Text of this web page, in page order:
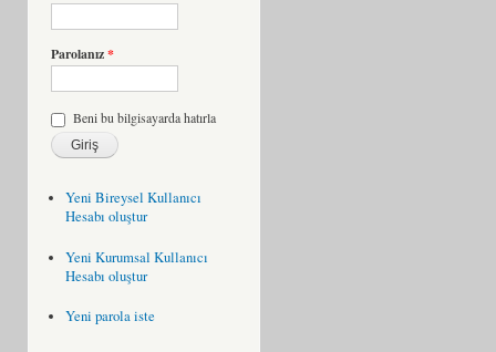
Parolanız*
Beni bu bilgisayarda hatırla
Yeni Bireysel Kullanıcı
Hesabı oluştur
Yeni Kurumsal Kullanıcı
Hesabı oluştur
Yeni parola iste